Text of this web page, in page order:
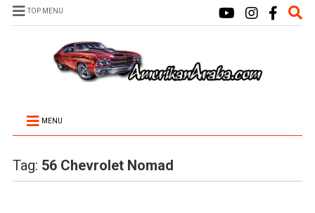
TOP MENU
MENU
Tag: 56 Chevrolet Nomad